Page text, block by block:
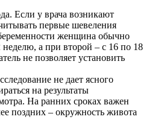
Если у врача возникают
первые шевеления
женщина обычно
а при второй – с 16 по 18
не позволяет установить
не дает ясного
на результаты
На ранних сроках важен
поздних – окружность живота